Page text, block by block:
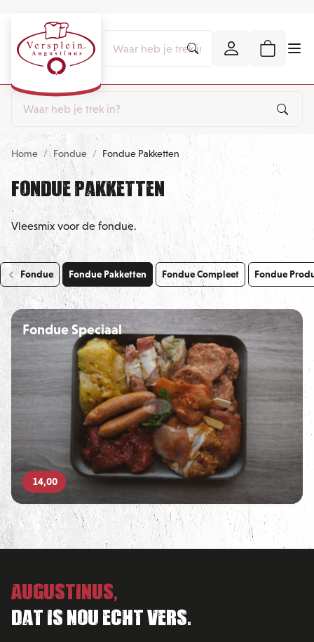
Home Fondue Fondue Pakketten
Fondue Pakketten
Vleesmix voor de fondue.
Fondue Fondue Pakketten Fondue Compleet Fondue
Fondue Speciaal
14,00
Augustinus,
Dat is nou echt vers.